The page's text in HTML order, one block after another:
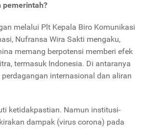
pemerintah?
melalui Plt Kepala Biro Komunikasi
Nufransa Wira Sakti mengaku,
memang berpotensi memberi efek
termasuk Indonesia. Di antaranya
internasional dan aliran
ketidakpastian. Namun institusi-
dampak (virus corona) pada